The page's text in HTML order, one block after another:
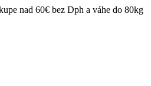
nad 60€ bez Dph a váhe do 80kg